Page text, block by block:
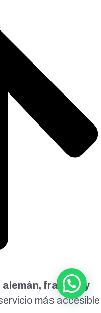
francés y
más accesible